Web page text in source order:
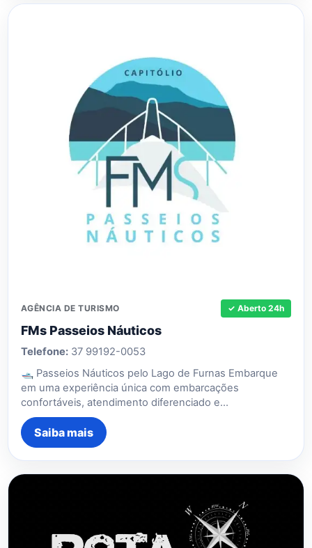
AGÊNCIA DE TURISMO ✓ Aberto 24h
FMs Passeios Náuticos
Telefone: 37 99192-0053
🛥 Passeios Náuticos pelo Lago de Furnas Embarque
em uma experiência única com embarcações
confortáveis, atendimento diferenciado e…
Saiba mais